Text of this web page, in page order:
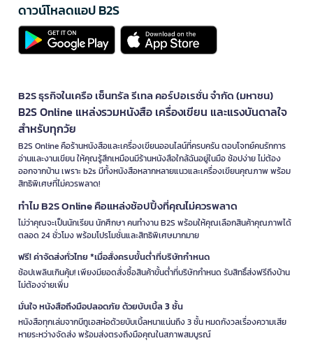
ดาวน์โหลดแอป B2S
B2S ธุรกิจในเครือ เซ็นทรัล รีเทล คอร์ปอเรชั่น จำกัด (มหาชน)
B2S Online แหล่งรวมหนังสือ เครื่องเขียน และแรงบันดาลใจ
สำหรับทุกวัย
B2S Online คือร้านหนังสือและเครื่องเขียนออนไลน์ที่ครบครัน ตอบโจทย์คนรักการ
อ่านและงานเขียน ให้คุณรู้สึกเหมือนมีร้านหนังสือใกล้ฉันอยู่ในมือ ช้อปง่าย ไม่ต้อง
ออกจากบ้าน เพราะ b2s มีทั้งหนังสือหลากหลายแนวและเครื่องเขียนคุณภาพ พร้อม
สิทธิพิเศษที่ไม่ควรพลาด!
ทำไม B2S Online คือแหล่งช้อปปิ้งที่คุณไม่ควรพลาด
ไม่ว่าคุณจะเป็นนักเรียน นักศึกษา คนทำงาน B2S พร้อมให้คุณเลือกสินค้าคุณภาพได้
ตลอด 24 ชั่วโมง พร้อมโปรโมชั่นและสิทธิพิเศษมากมาย
ฟรี! ค่าจัดส่งทั่วไทย *เมื่อสั่งครบขั้นต่ำที่บริษัทกำหนด
ช้อปเพลินเกินคุ้ม! เพียงมียอดสั่งซื้อสินค้าขั้นต่ำที่บริษัทกำหนด รับสิทธิ์ส่งฟรีถึงบ้าน
ไม่ต้องจ่ายเพิ่ม
มั่นใจ หนังสือถึงมือปลอดภัย ด้วยบับเบิ้ล 3 ชั้น
หนังสือทุกเล่มจากบีทูเอสห่อด้วยบับเบิ้ลหนาแน่นถึง 3 ชั้น หมดกังวลเรื่องความเสีย
หายระหว่างจัดส่ง พร้อมส่งตรงถึงมือคุณในสภาพสมบูรณ์